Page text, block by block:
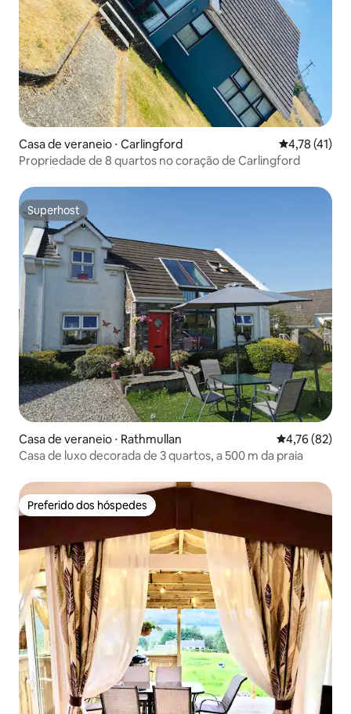
Casa de veraneio ⋅ Carlingford 4,78 de uma
4,78 (41)
Propriedade de 8 quartos no coração de Carlingford
Superhost
Superhost
Casa de veraneio ⋅ Rathmullan 4,76 de uma
4,76 (82)
Casa de luxo decorada de 3 quartos, a 500 m da praia
Preferido dos hóspedes
Preferido dos hóspedes